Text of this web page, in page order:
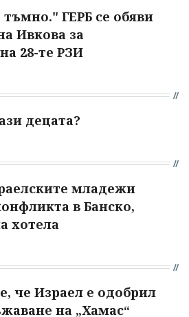
тъмно." ГЕРБ се обяви
Ивкова за
28-те РЗИ
децата?
младежи
в Банско,
хотела
че Израел е одобрил
на „Хамас“